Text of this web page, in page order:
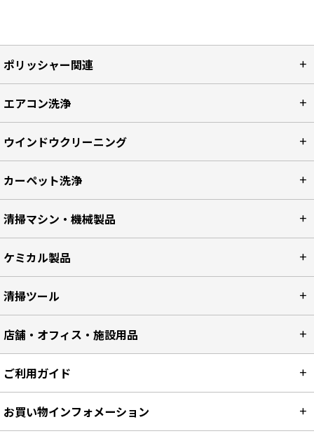
ポリッシャー関連
エアコン洗浄
ウインドウクリーニング
カーペット洗浄
清掃マシン・機械製品
ケミカル製品
清掃ツール
店舗・オフィス・施設用品
ご利用ガイド
お買い物インフォメーション